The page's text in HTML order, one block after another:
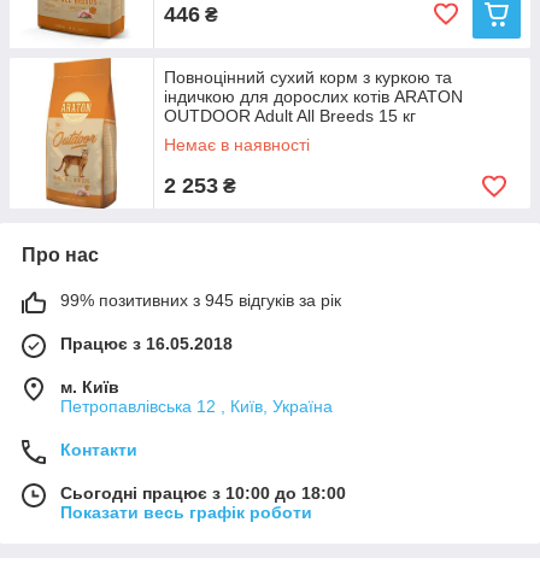
446 ₴
Повноцінний сухий корм з куркою та
індичкою для дорослих котів ARATON
OUTDOOR Adult All Breeds 15 кг
Немає в наявності
2 253 ₴
Про нас
99% позитивних з 945 відгуків за рік
Працює з 16.05.2018
м. Київ
Петропавлівська 12 , Київ, Україна
Контакти
Сьогодні працює з 10:00 до 18:00
Показати весь графік роботи